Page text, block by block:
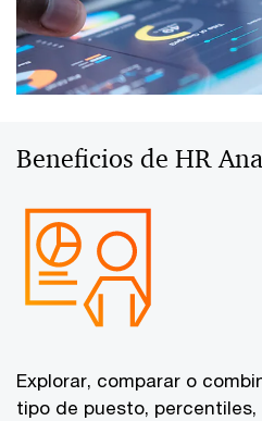
Beneficios de HR
Explorar, comparar o
tipo de puesto,